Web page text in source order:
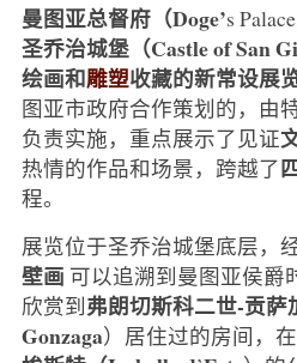
曼图亚总督府（Doge’s
圣乔治城堡（Castle of San
绘画和雕塑收藏的新常设展
图亚市政府合作策划的，由
负责实施，重点展示了见证
热情的作品和场景，跨越了
程。
展览位于圣乔治城堡底层，
壁画 可以追溯到曼图亚侯爵
欣赏到弗朗切斯科二世-贡萨
Gonzaga）居住过的房间，